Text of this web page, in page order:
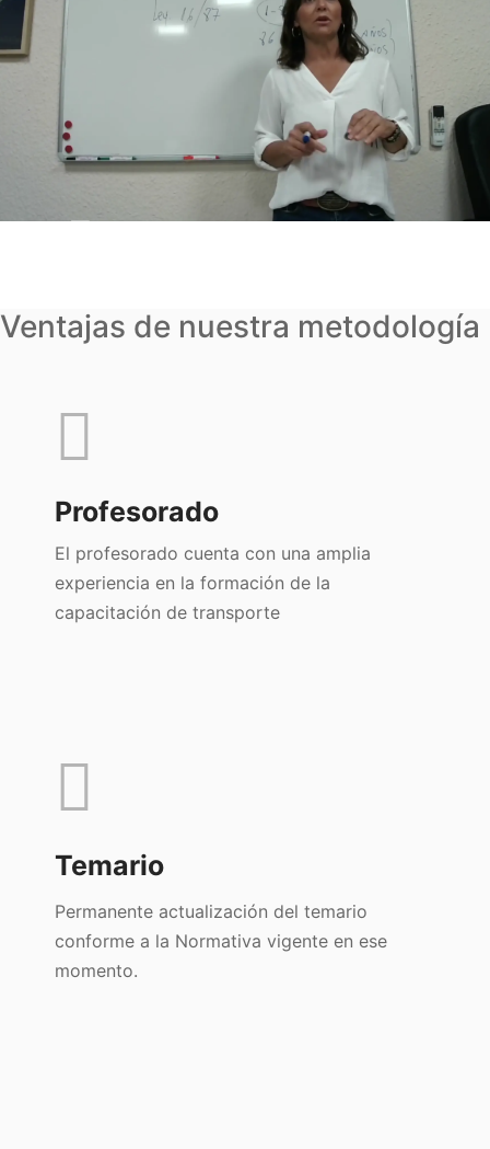
Ventajas de nuestra metodología
Profesorado
El profesorado cuenta con una amplia
experiencia en la formación de la
capacitación de transporte
Temario
Permanente actualización del temario
conforme a la Normativa vigente en ese
momento.